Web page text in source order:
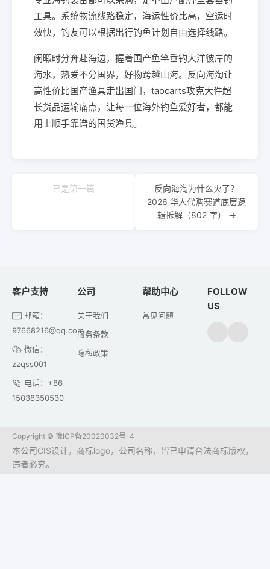
工具。系统物流线路稳定，海运性价比高，空运时
效快，钓友可以根据出行钓鱼计划自由选择线路。
闲暇时分奔赴海边，握着国产鱼竿垂钓大洋彼岸的
海水，热爱不分国界，好物跨越山海。反向海淘让
高性价比国产渔具走出国门，taocarts攻克大件超
长货品运输痛点，让每一位海外钓鱼爱好者，都能
用上顺手靠谱的国货渔具。
已是第一篇
反向海淘为什么火了？
2026 华人代购赛道底层逻
辑拆解（802 字） →
客户支持
邮箱：
97668216@qq.com
微信：
zzqss001
电话：+86
15038350530
公司
关于我们
服务条款
隐私政策
帮助中心
常见问题
FOLLOW
US
Copyright © 豫ICP备20020032号-4
本公司CIS设计，商标logo，公司名称，皆已申请合法商标版权，
违者必究。